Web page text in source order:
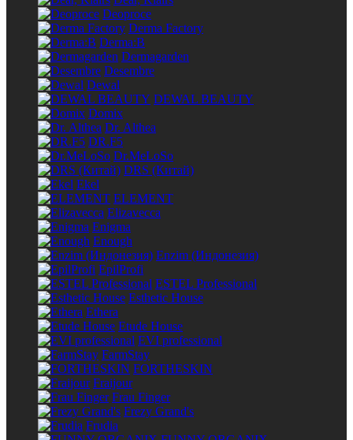
Deoproce
Derma Factory
Derma:B
Dermagarden
Desembre
Dewal
DEWAL BEAUTY
Domix
Dr. Althea
DR.F5
Dr.MeLoSo
DRS (Китай)
Ekel
ELEMENT
Elizavecca
Enigma
Enough
Enzim (Индонезия)
EpilProfi
ESTEL Professional
Esthetic House
Ethera
Etude House
EVI professional
FarmStay
FORTHESKIN
Fraijour
Frau Finger
Frezy Grand's
Frudia